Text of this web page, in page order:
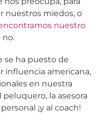
nuestros miedos, o
nuestro
no.
se ha puesto de
influencia americana,
en nuestra
peluquero, la asesora
¡y al coach!